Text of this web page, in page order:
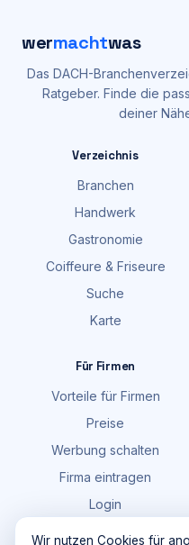
wermachtwas
Das DACH-
Ratgeber. Finde die
deiner
Verzeichnis
Branchen
Handwerk
Gastronomie
Coiffeure & Friseure
Suche
Karte
Für Firmen
Vorteile für Firmen
Preise
Werbung schalten
Firma eintragen
Login
Wir nutzen Cookies für